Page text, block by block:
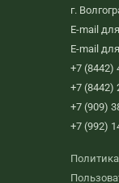
г.
E-mail
E-mail
+7 (8442)
+7 (8442)
+7 (909)
+7 (992)